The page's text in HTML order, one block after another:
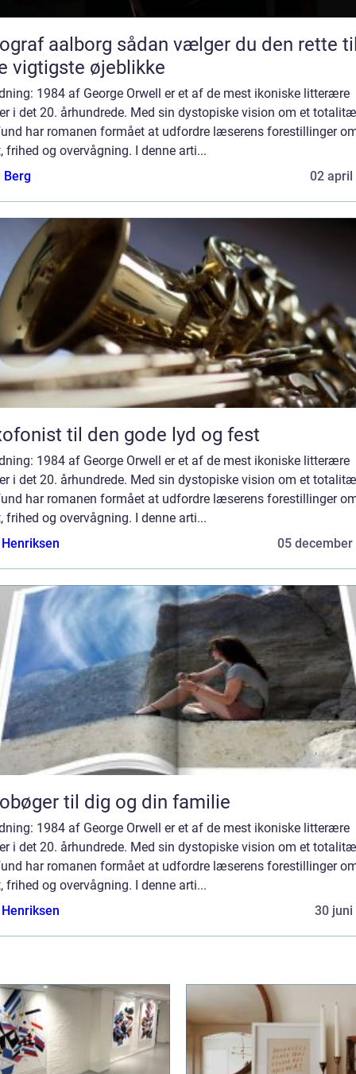
sådan vælger du den rette til
vigtigste øjeblikke
1984 af George Orwell er et af de mest ikoniske litterære
i det 20. århundrede. Med sin dystopiske vision om et
har romanen formået at udfordre læserens forestillinger
frihed og overvågning. I denne arti...
Berg
02 april
til den gode lyd og fest
1984 af George Orwell er et af de mest ikoniske litterære
i det 20. århundrede. Med sin dystopiske vision om et
har romanen formået at udfordre læserens forestillinger
frihed og overvågning. I denne arti...
05 december
til dig og din familie
1984 af George Orwell er et af de mest ikoniske litterære
i det 20. århundrede. Med sin dystopiske vision om et
har romanen formået at udfordre læserens forestillinger
frihed og overvågning. I denne arti...
30 juni